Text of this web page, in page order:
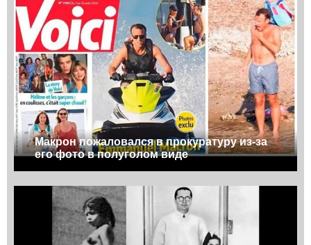
Макрон пожаловался в прокуратуру из-за
его фото в полуголом виде